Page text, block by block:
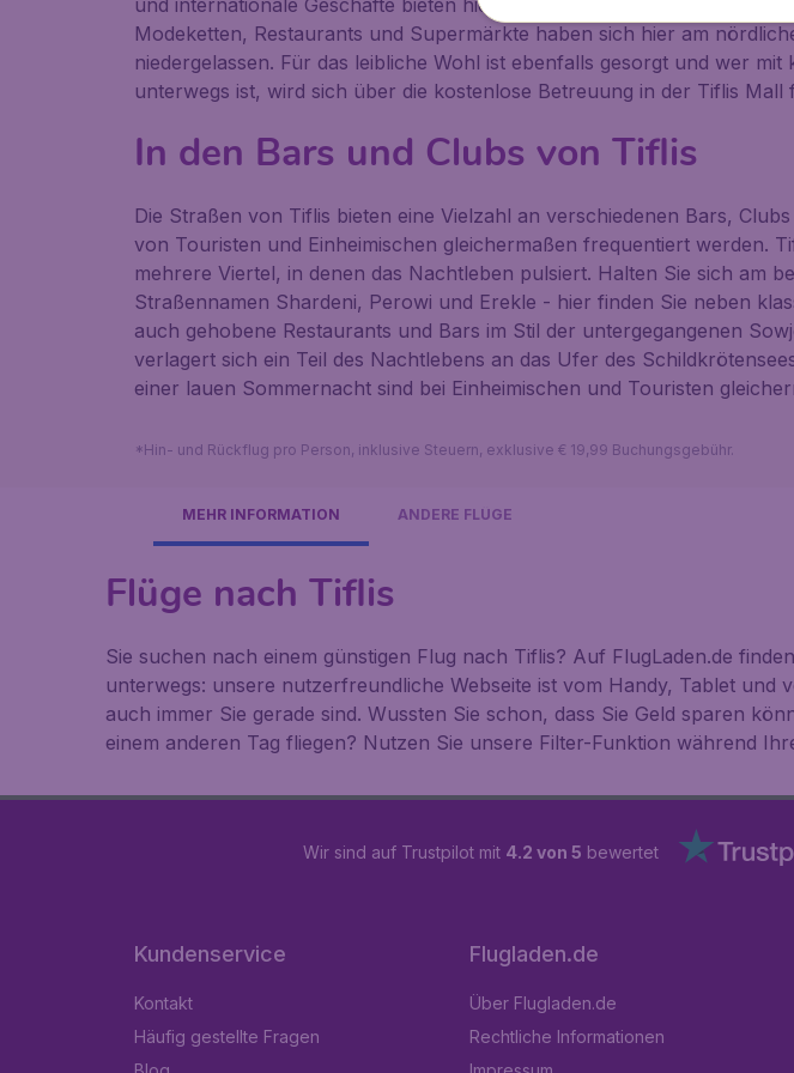
und internationale Geschäfte bieten hier alles, was das Herz begehrt.
Modeketten, Restaurants und Supermärkte haben sich hier am
niedergelassen. Für das leibliche Wohl ist ebenfalls gesorgt und wer mit
unterwegs ist, wird sich über die kostenlose Betreuung in der Tiflis Mall
In den Bars und Clubs von Tiflis
Die Straßen von Tiflis bieten eine Vielzahl an verschiedenen Bars,
von Touristen und Einheimischen gleichermaßen frequentiert werden.
mehrere Viertel, in denen das Nachtleben pulsiert. Halten Sie sich am
Straßennamen Shardeni, Perowi und Erekle - hier finden Sie neben
auch gehobene Restaurants und Bars im Stil der untergegangenen
verlagert sich ein Teil des Nachtlebens an das Ufer des
einer lauen Sommernacht sind bei Einheimischen und Touristen
*Hin- und Rückflug pro Person, inklusive Steuern, exklusive € 19,99 Buchungsgebühr.
MEHR INFORMATION ANDERE FLÜGE
Flüge nach Tiflis
Sie suchen nach einem günstigen Flug nach Tiflis? Auf FlugLaden.de
unterwegs: unsere nutzerfreundliche Webseite ist vom Handy, Tablet
auch immer Sie gerade sind. Wussten Sie schon, dass Sie Geld sparen
einem anderen Tag fliegen? Nutzen Sie unsere Filter-Funktion während
Wir sind auf Trustpilot mit 4.2 von 5 bewertet
Kundenservice
Kontakt
Häufig gestellte Fragen
Flugladen.de
Über Flugladen.de
Rechtliche Informationen